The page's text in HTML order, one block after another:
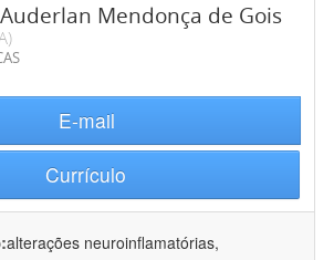
Auderlan Mendonça de Gois
E-mail
Currículo
alterações neuroinflamatórias,